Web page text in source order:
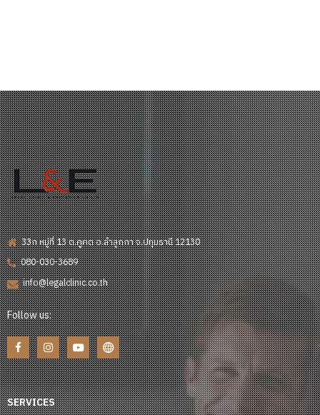
33ก หมู่ที่ 13 ต.คูคต อ.ลำลูกกา จ.ปทุมธานี 12130
080-030-3689
info@legalclinic.co.th
Follow us:
SERVICES